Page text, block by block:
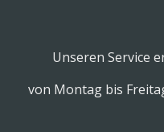
Unseren Service
von Montag bis